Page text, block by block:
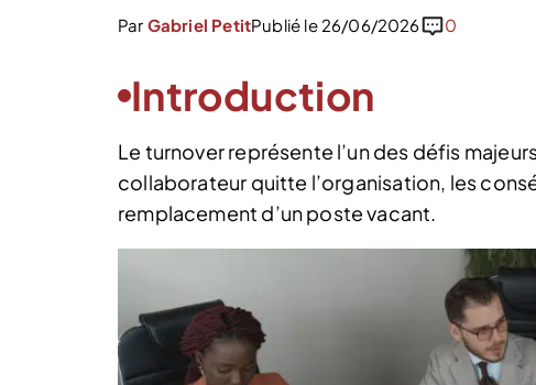
Par Gabriel PetitPublié le 26/06/2026 0
Introduction
Le turnover représente l’un des défis
collaborateur quitte l’organisation, les
remplacement d’un poste vacant.